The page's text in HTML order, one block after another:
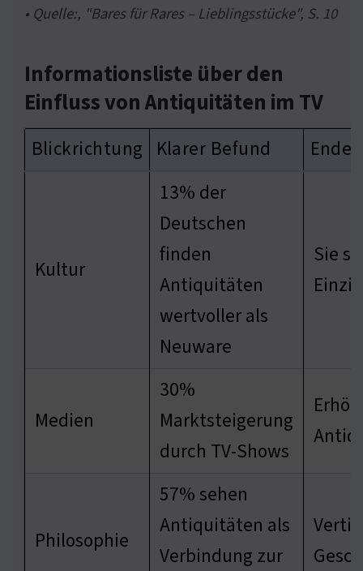
• Quelle:, "Bares für Rares – Lieblingsstücke", S. 10
Informationsliste über den
Einfluss von Antiquitäten im TV
Blickrichtung Klarer Befund
Kultur
13% der
Deutschen
finden
Antiquitäten
wertvoller als
Neuware
Sie
Medien
30%
Marktsteigerung
durch TV-Shows
Philosophie
57% sehen
Antiquitäten als
Verbindung zur